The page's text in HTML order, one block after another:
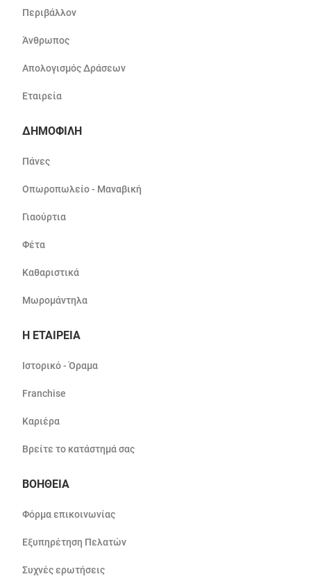
Περιβάλλον
Άνθρωπος
Απολογισμός Δράσεων
Εταιρεία
ΔΗΜΟΦΙΛΗ
Πάνες
Οπωροπωλείο - Μαναβική
Γιαούρτια
Φέτα
Καθαριστικά
Μωρομάντηλα
Η ΕΤΑΙΡΕΙΑ
Ιστορικό - Όραμα
Franchise
Καριέρα
Βρείτε το κατάστημά σας
ΒΟΗΘΕΙΑ
Φόρμα επικοινωνίας
Εξυπηρέτηση Πελατών
Συχνές ερωτήσεις